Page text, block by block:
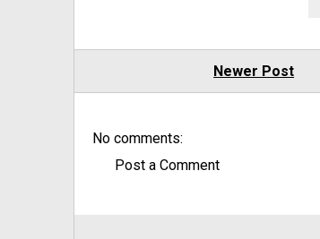
Newer Post
No comments:
Post a Comment